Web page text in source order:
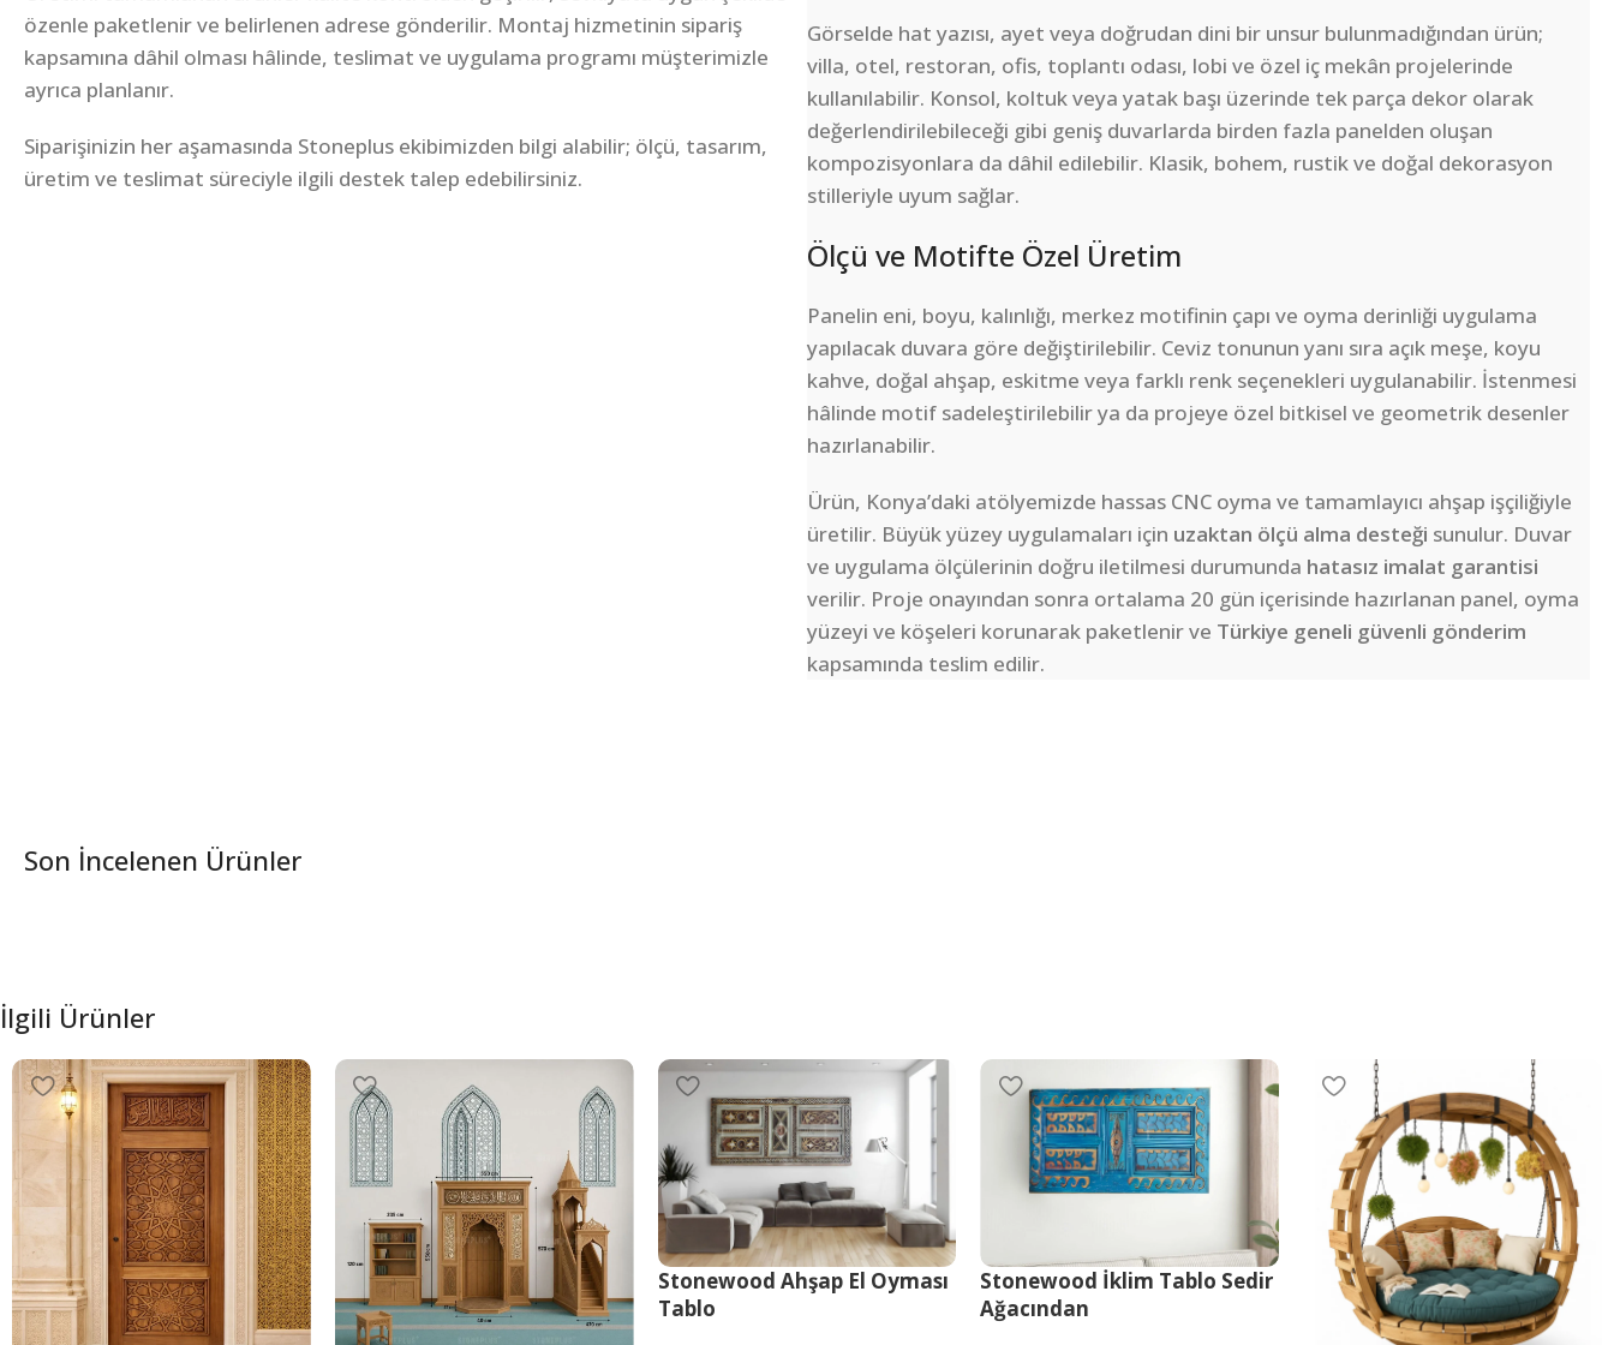
özenle paketlenir ve belirlenen adrese gönderilir. Montaj hizmetinin sipariş
kapsamına dâhil olması hâlinde, teslimat ve uygulama programı müşterimizle
ayrıca planlanır.
Siparişinizin her aşamasında Stoneplus ekibimizden bilgi alabilir; ölçü, tasarım,
üretim ve teslimat süreciyle ilgili destek talep edebilirsiniz.
Görselde hat yazısı, ayet veya doğrudan dini bir unsur bulunmadığından ürün;
villa, otel, restoran, ofis, toplantı odası, lobi ve özel iç mekân projelerinde
kullanılabilir. Konsol, koltuk veya yatak başı üzerinde tek parça dekor olarak
değerlendirilebileceği gibi geniş duvarlarda birden fazla panelden oluşan
kompozisyonlara da dâhil edilebilir. Klasik, bohem, rustik ve doğal dekorasyon
stilleriyle uyum sağlar.
Ölçü ve Motifte Özel Üretim
Panelin eni, boyu, kalınlığı, merkez motifinin çapı ve oyma derinliği uygulama
yapılacak duvara göre değiştirilebilir. Ceviz tonunun yanı sıra açık meşe, koyu
kahve, doğal ahşap, eskitme veya farklı renk seçenekleri uygulanabilir. İstenmesi
hâlinde motif sadeleştirilebilir ya da projeye özel bitkisel ve geometrik desenler
hazırlanabilir.
Ürün, Konya’daki atölyemizde hassas CNC oyma ve tamamlayıcı ahşap işçiliğiyle
üretilir. Büyük yüzey uygulamaları için uzaktan ölçü alma desteği sunulur. Duvar
ve uygulama ölçülerinin doğru iletilmesi durumunda hatasız imalat garantisi
verilir. Proje onayından sonra ortalama 20 gün içerisinde hazırlanan panel, oyma
yüzeyi ve köşeleri korunarak paketlenir ve Türkiye geneli güvenli gönderim
kapsamında teslim edilir.
Son İncelenen Ürünler
İlgili Ürünler
Stonewood Ahşap El Oyması
Tablo
Stonewood İklim Tablo Sedir
Ağacından